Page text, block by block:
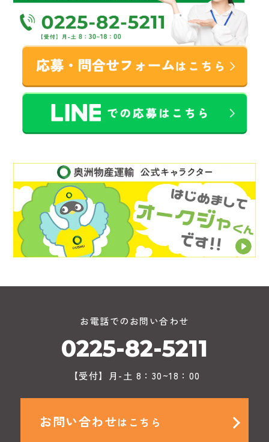
お電話でのお問い合わせ
0225-82-5211
【受付】月-土 8：30~18：00
お問い合わせはこちら